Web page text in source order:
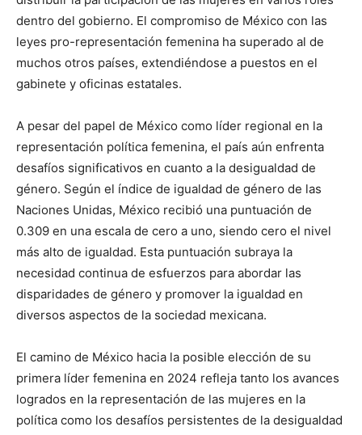
dentro del gobierno. El compromiso de México con las
leyes pro-representación femenina ha superado al de
muchos otros países, extendiéndose a puestos en el
gabinete y oficinas estatales.
A pesar del papel de México como líder regional en la
representación política femenina, el país aún enfrenta
desafíos significativos en cuanto a la desigualdad de
género. Según el índice de igualdad de género de las
Naciones Unidas, México recibió una puntuación de
0.309 en una escala de cero a uno, siendo cero el nivel
más alto de igualdad. Esta puntuación subraya la
necesidad continua de esfuerzos para abordar las
disparidades de género y promover la igualdad en
diversos aspectos de la sociedad mexicana.
El camino de México hacia la posible elección de su
primera líder femenina en 2024 refleja tanto los avances
logrados en la representación de las mujeres en la
política como los desafíos persistentes de la desigualdad